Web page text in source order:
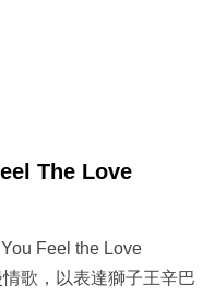
The Love
Feel the Love
歌，以表達獅子王辛巴